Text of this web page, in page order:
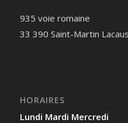
935 voie romaine
33 390 Saint-Martin
HORAIRES
Lundi Mardi Mercredi